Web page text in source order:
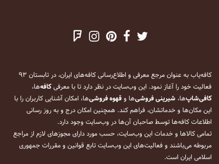
کافه‌یاب به عنوان مرجع معرفی و اطلاع‌رسانی کافه‌های ایران، در تابستان ۹۳
فعالیت خود را آغاز نمود. این وب‌سایت در نظر دارد تا با معرفیکافه‌ها،
کافی‌شاپ‌ها، شیرینی فروشی‌ها وقهوه فروشی‌ها، امکان آشنایی کاربران را با
این مکان‌ها و خدماتشان، فراهم کند. همچنین امکان درج و به روز رسانی
اطلاعات کافه‌ها توسط صاحبان آن‌ها در وب‌سایت وجود دارد.
تمامی کالاها و خدمات این وب‌سایت، حسب مورد دارای مجوزهای لازم از مراجع
مربوطه می‌باشند و فعالیت‌های این وب‌سایت تابع قوانین و مقررات جمهوری
اسلامی ایران است.